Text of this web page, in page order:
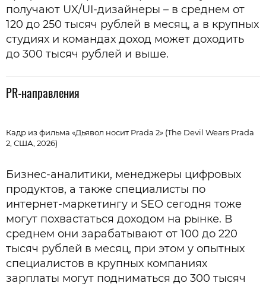
получают UX/UI-дизайнеры – в среднем от
120 до 250 тысяч рублей в месяц, а в крупных
студиях и командах доход может доходить
до 300 тысяч рублей и выше.
PR-направления
Кадр из фильма «Дьявол носит Prada 2» (The Devil Wears Prada
2, США, 2026)
Бизнес-аналитики, менеджеры цифровых
продуктов, а также специалисты по
интернет-маркетингу и SEO сегодня тоже
могут похвастаться доходом на рынке. В
среднем они зарабатывают от 100 до 220
тысяч рублей в месяц, при этом у опытных
специалистов в крупных компаниях
зарплаты могут подниматься до 300 тысяч